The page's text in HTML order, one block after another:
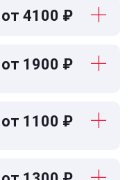
от 4100 ₽
от 1900 ₽
от 1100 ₽